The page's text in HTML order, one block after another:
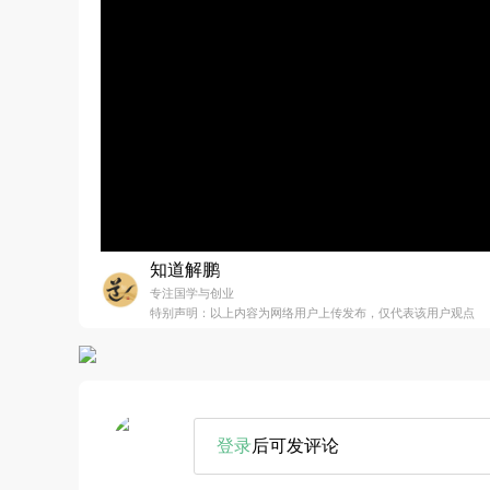
知道解鹏
专注国学与创业
特别声明：以上内容为网络用户上传发布，仅代表该用户观点
登录后可发评论